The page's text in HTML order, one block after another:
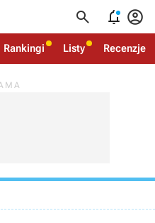
  
Rankingi Listy Recenzje